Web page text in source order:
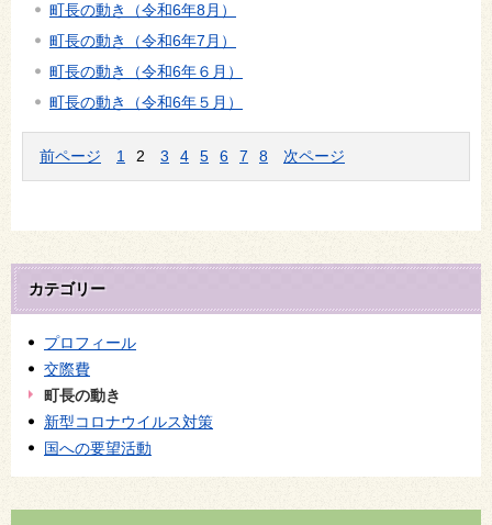
町長の動き（令和6年8月）
町長の動き（令和6年7月）
町長の動き（令和6年６月）
町長の動き（令和6年５月）
前ページ 1 2 3 4 5 6 7 8 次ページ
カテゴリー
プロフィール
交際費
町長の動き
新型コロナウイルス対策
国への要望活動